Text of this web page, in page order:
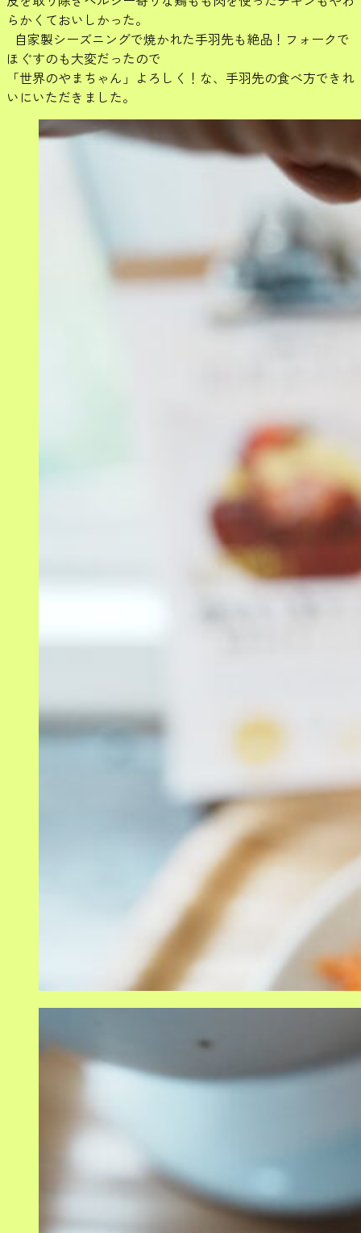
らかくておいしかった。
自家製シーズニングで焼かれた手羽先も絶品！フォークで
ほぐすのも大変だったので
「世界のやまちゃん」よろしく！な、手羽先の食べ方できれ
いにいただきました。